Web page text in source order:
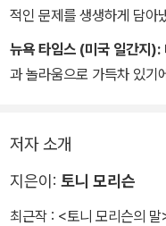
적인 문제를 생생하게 담아
뉴욕 타임스 (미국 일간지):
과 놀라움으로 가득차 있기
저자 소개
지은이: 토니 모리슨
최근작 : <토니 모리슨의 말